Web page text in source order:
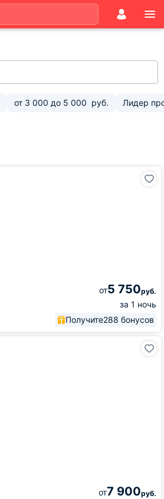
от 3 000 до 5 000 руб. Лидер
от5 750руб.
за 1 ночь
Получите288 бонусов
от7 900руб.